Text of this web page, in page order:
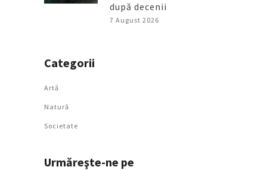
după decenii
7 August 2026
Categorii
Artǎ
Natură
Societate
Urmăreşte-ne pe